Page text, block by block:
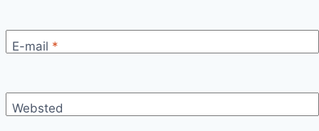
E-mail *
Websted